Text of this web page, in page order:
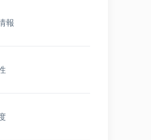
報